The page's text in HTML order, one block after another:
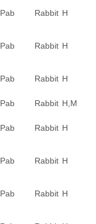
Pab Rabbit H
Pab Rabbit H
Pab Rabbit H
Pab Rabbit H,M
Pab Rabbit H
Pab Rabbit H
Pab Rabbit H